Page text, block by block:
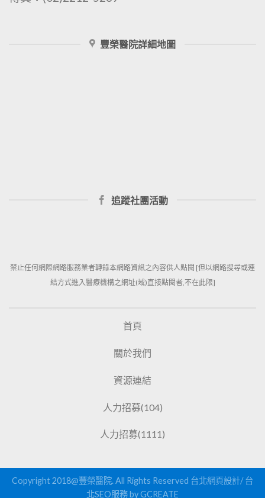
豐榮醫院詳細地圖
追蹤社團活動
禁止任何網際網路服務業者轉錄本網路資訊之內容供人點閱 [但以網路搜尋或連
結方式進入醫療機構之網址(域)直接點閱者,不在此限]
首頁
關於我們
資源連結
人力招募(104)
人力招募(1111)
Copyright 2018@豐榮醫院. All Rights Reserved 台北網頁設計/台
北SEO服務by GCREATE